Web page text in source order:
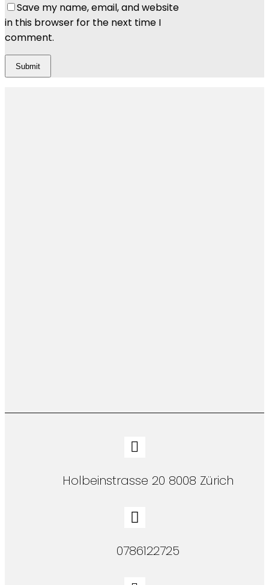
Save my name, email, and website
in this browser for the next time I
comment.
Holbeinstrasse 20 8008 Zürich
0786122725